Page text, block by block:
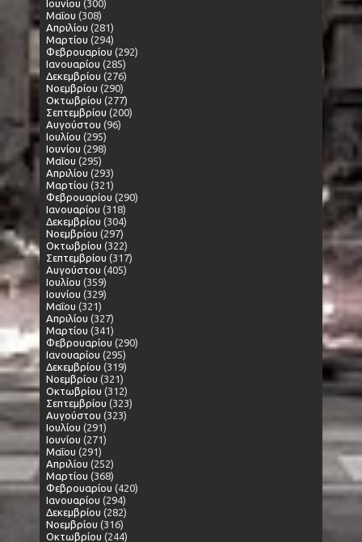
Ιουνίου (300)
Μαΐου (308)
Απριλίου (281)
Μαρτίου (294)
Φεβρουαρίου (292)
Ιανουαρίου (285)
Δεκεμβρίου (276)
Νοεμβρίου (290)
Οκτωβρίου (277)
Σεπτεμβρίου (200)
Αυγούστου (96)
Ιουλίου (295)
Ιουνίου (298)
Μαΐου (295)
Απριλίου (293)
Μαρτίου (321)
Φεβρουαρίου (290)
Ιανουαρίου (318)
Δεκεμβρίου (304)
Νοεμβρίου (297)
Οκτωβρίου (322)
Σεπτεμβρίου (317)
Αυγούστου (405)
Ιουλίου (359)
Ιουνίου (329)
Μαΐου (321)
Απριλίου (327)
Μαρτίου (341)
Φεβρουαρίου (290)
Ιανουαρίου (295)
Δεκεμβρίου (319)
Νοεμβρίου (321)
Οκτωβρίου (312)
Σεπτεμβρίου (323)
Αυγούστου (323)
Ιουλίου (291)
Ιουνίου (271)
Μαΐου (291)
Απριλίου (252)
Μαρτίου (368)
Φεβρουαρίου (420)
Ιανουαρίου (294)
Δεκεμβρίου (282)
Νοεμβρίου (316)
Οκτωβρίου (244)